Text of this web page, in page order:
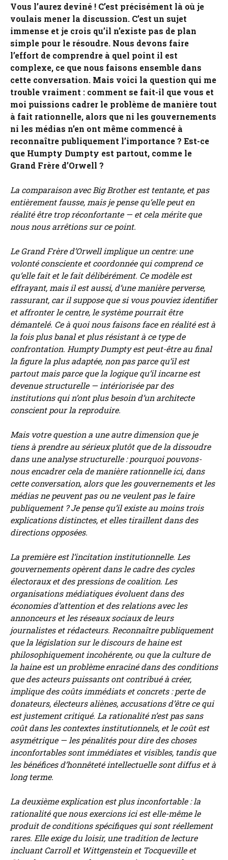
Vous l’aurez deviné ! C’est précisément là où je
voulais mener la discussion. C’est un sujet
immense et je crois qu’il n’existe pas de plan
simple pour le résoudre. Nous devons faire
l’effort de comprendre à quel point il est
complexe, ce que nous faisons ensemble dans
cette conversation. Mais voici la question qui me
trouble vraiment : comment se fait-il que vous et
moi puissions cadrer le problème de manière tout
à fait rationnelle, alors que ni les gouvernements
ni les médias n’en ont même commencé à
reconnaître publiquement l’importance ? Est-ce
que Humpty Dumpty est partout, comme le
Grand Frère d’Orwell ?
La comparaison avec Big Brother est tentante, et pas
entièrement fausse, mais je pense qu’elle peut en
réalité être trop réconfortante — et cela mérite que
nous nous arrêtions sur ce point.
Le Grand Frère d’Orwell implique un centre: une
volonté consciente et coordonnée qui comprend ce
qu’elle fait et le fait délibérément. Ce modèle est
effrayant, mais il est aussi, d’une manière perverse,
rassurant, car il suppose que si vous pouviez identifier
et affronter le centre, le système pourrait être
démantelé. Ce à quoi nous faisons face en réalité est à
la fois plus banal et plus résistant à ce type de
confrontation. Humpty Dumpty est peut-être au final
la figure la plus adaptée, non pas parce qu’il est
partout mais parce que la logique qu’il incarne est
devenue structurelle — intériorisée par des
institutions qui n’ont plus besoin d’un architecte
conscient pour la reproduire.
Mais votre question a une autre dimension que je
tiens à prendre au sérieux plutôt que de la dissoudre
dans une analyse structurelle : pourquoi pouvons-
nous encadrer cela de manière rationnelle ici, dans
cette conversation, alors que les gouvernements et les
médias ne peuvent pas ou ne veulent pas le faire
publiquement ? Je pense qu’il existe au moins trois
explications distinctes, et elles tiraillent dans des
directions opposées.
La première est l’incitation institutionnelle. Les
gouvernements opèrent dans le cadre des cycles
électoraux et des pressions de coalition. Les
organisations médiatiques évoluent dans des
économies d’attention et des relations avec les
annonceurs et les réseaux sociaux de leurs
journalistes et rédacteurs. Reconnaître publiquement
que la législation sur le discours de haine est
philosophiquement incohérente, ou que la culture de
la haine est un problème enraciné dans des conditions
que des acteurs puissants ont contribué à créer,
implique des coûts immédiats et concrets : perte de
donateurs, électeurs aliènes, accusations d’être ce qui
est justement critiqué. La rationalité n’est pas sans
coût dans les contextes institutionnels, et le coût est
asymétrique — les pénalités pour dire des choses
inconfortables sont immédiates et visibles, tandis que
les bénéfices d’honnêteté intellectuelle sont diffus et à
long terme.
La deuxième explication est plus inconfortable : la
rationalité que nous exercions ici est elle-même le
produit de conditions spécifiques qui sont réellement
rares. Elle exige du loisir, une tradition de lecture
incluant Carroll et Wittgenstein et Tocqueville et